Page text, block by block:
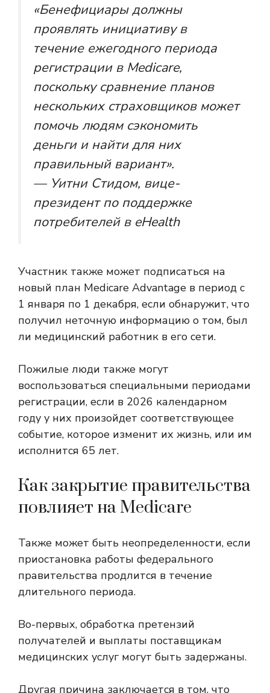
«Бенефициары должны
проявлять инициативу в
течение ежегодного периода
регистрации в Medicare,
поскольку сравнение планов
нескольких страховщиков может
помочь людям сэкономить
деньги и найти для них
правильный вариант».
— Уитни Стидом, вице-
президент по поддержке
потребителей в eHealth
Участник также может подписаться на
новый план Medicare Advantage в период с
1 января по 1 декабря, если обнаружит, что
получил неточную информацию о том, был
ли медицинский работник в его сети.
Пожилые люди также могут
воспользоваться специальными периодами
регистрации, если в 2026 календарном
году у них произойдет соответствующее
событие, которое изменит их жизнь, или им
исполнится 65 лет.
Как закрытие правительства
повлияет на Medicare
Также может быть неопределенности, если
приостановка работы федерального
правительства продлится в течение
длительного периода.
Во-первых, обработка претензий
получателей и выплаты поставщикам
медицинских услуг могут быть задержаны.
Другая причина заключается в том, что